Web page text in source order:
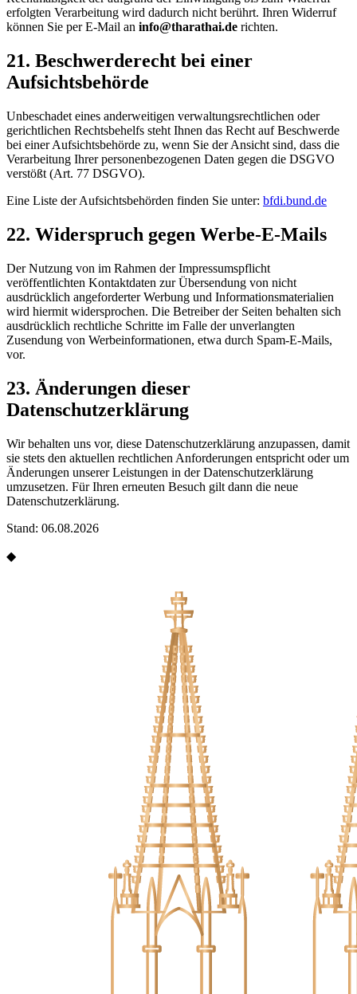
erfolgten Verarbeitung wird dadurch nicht berührt. Ihren Widerruf
können Sie per E-Mail an info@tharathai.de richten.
21. Beschwerderecht bei einer
Aufsichtsbehörde
Unbeschadet eines anderweitigen verwaltungsrechtlichen oder
gerichtlichen Rechtsbehelfs steht Ihnen das Recht auf Beschwerde
bei einer Aufsichtsbehörde zu, wenn Sie der Ansicht sind, dass die
Verarbeitung Ihrer personenbezogenen Daten gegen die DSGVO
verstößt (Art. 77 DSGVO).
Eine Liste der Aufsichtsbehörden finden Sie unter: bfdi.bund.de
22. Widerspruch gegen Werbe-E-Mails
Der Nutzung von im Rahmen der Impressumspflicht
veröffentlichten Kontaktdaten zur Übersendung von nicht
ausdrücklich angeforderter Werbung und Informationsmaterialien
wird hiermit widersprochen. Die Betreiber der Seiten behalten sich
ausdrücklich rechtliche Schritte im Falle der unverlangten
Zusendung von Werbeinformationen, etwa durch Spam-E-Mails,
vor.
23. Änderungen dieser
Datenschutzerklärung
Wir behalten uns vor, diese Datenschutzerklärung anzupassen, damit
sie stets den aktuellen rechtlichen Anforderungen entspricht oder um
Änderungen unserer Leistungen in der Datenschutzerklärung
umzusetzen. Für Ihren erneuten Besuch gilt dann die neue
Datenschutzerklärung.
Stand: 06.08.2026
◆